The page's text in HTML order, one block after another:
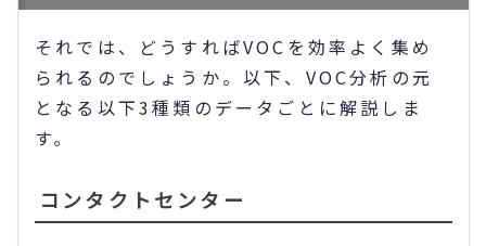
それでは、どうすればVOCを効率よく集め
られるのでしょうか。以下、VOC分析の元
となる以下3種類のデータごとに解説しま
す。
コンタクトセンター